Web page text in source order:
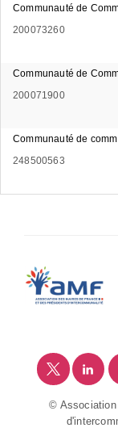
Communauté de
200073260
Communauté de
200071900
Communauté de
248500563
© Association